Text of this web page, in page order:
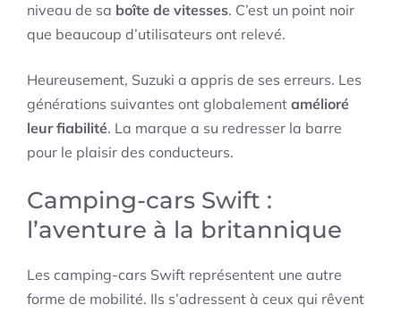
niveau de sa boîte de vitesses. C’est un point noir
que beaucoup d’utilisateurs ont relevé.
Heureusement, Suzuki a appris de ses erreurs. Les
générations suivantes ont globalement amélioré
leur fiabilité. La marque a su redresser la barre
pour le plaisir des conducteurs.
Camping-cars Swift :
l’aventure à la britannique
Les camping-cars Swift représentent une autre
forme de mobilité. Ils s’adressent à ceux qui rêvent